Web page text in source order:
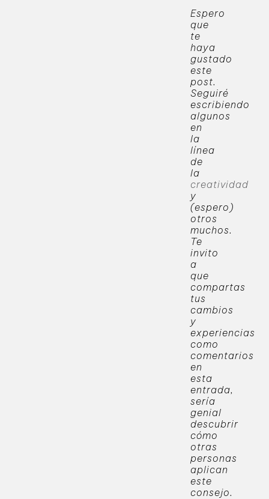
Espero
que
te
haya
gustado
este
post.
Seguiré
escribiendo
algunos
en
la
línea
de
la
creatividad
y
(espero)
otros
muchos.
Te
invito
a
que
compartas
tus
cambios
y
experiencias
como
comentarios
en
esta
entrada,
sería
genial
descubrir
cómo
otras
personas
aplican
este
consejo.